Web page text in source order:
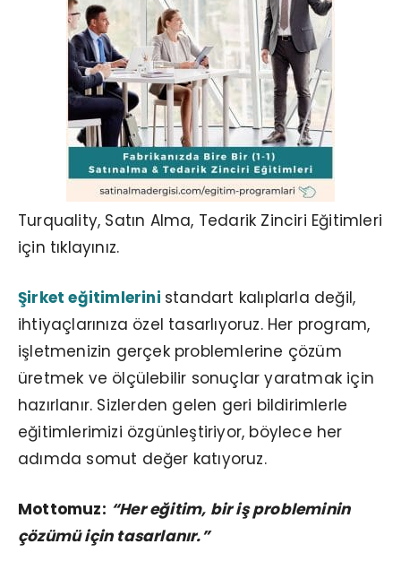
Turquality, Satın Alma, Tedarik Zinciri Eğitimleri
için tıklayınız.
Şirket eğitimlerini standart kalıplarla değil,
ihtiyaçlarınıza özel tasarlıyoruz. Her program,
işletmenizin gerçek problemlerine çözüm
üretmek ve ölçülebilir sonuçlar yaratmak için
hazırlanır. Sizlerden gelen geri bildirimlerle
eğitimlerimizi özgünleştiriyor, böylece her
adımda somut değer katıyoruz.
Mottomuz: “Her eğitim, bir iş probleminin
çözümü için tasarlanır.”